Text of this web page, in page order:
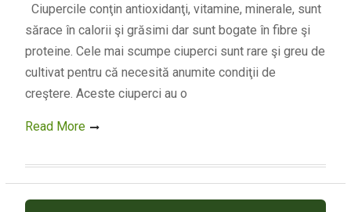
Ciupercile conţin antioxidanţi, vitamine, minerale, sunt
sărace în calorii şi grăsimi dar sunt bogate în fibre şi
proteine. Cele mai scumpe ciuperci sunt rare şi greu de
cultivat pentru că necesită anumite condiţii de
creştere. Aceste ciuperci au o
Read More